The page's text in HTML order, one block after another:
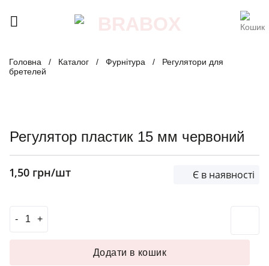
Головна / Каталог / Фурнітура /
Регулятори для
бретелей
Регулятор пластик 15 мм червоний
1,50 грн/шт Є в наявності
Регулятор пластик 15 мм червоний кількість
Додати в кошик